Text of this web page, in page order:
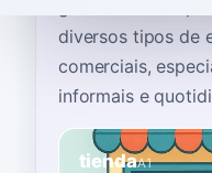
diversos tipos de
comerciais,
informais e
tiendaA1